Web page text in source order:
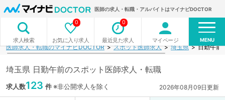
医師の求人・転職・アルバイトはマイナビDOCTOR
求人検索 お気に入り求人
0
最近見た求人
0
マイページ MENU
医師求人・転職のマイナビDOCTOR スポット医師求人 埼玉県 日勤午前
埼玉県 日勤午前のスポット医師求人・転職
求人数123 件※非公開求人を除く 2026年08月09日更新